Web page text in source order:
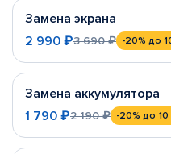
Замена экрана
2 990 ₽3 690 ₽ -20% до
Замена аккумулятора
1 790 ₽2 190 ₽ -20% до 10